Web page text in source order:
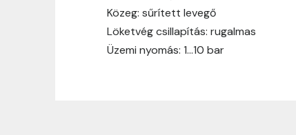
Közeg: sűrített levegő
Löketvég csillapítás: rugalmas
Üzemi nyomás: 1…10 bar